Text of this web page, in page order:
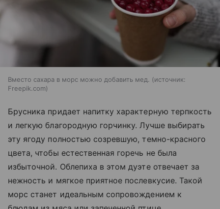
Вместо сахара в морс можно добавить мед.
источник:
Freepik.com
Брусника придает напитку характерную терпкость
и легкую благородную горчинку. Лучше выбирать
эту ягоду полностью созревшую, темно-красного
цвета, чтобы естественная горечь не была
избыточной. Облепиха в этом дуэте отвечает за
нежность и мягкое приятное послевкусие. Такой
морс станет идеальным сопровождением к